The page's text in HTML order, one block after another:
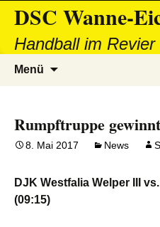
DSC Wanne-
Handball im Revier
Menü
Rumpftruppe
8. Mai 2017 News
DJK Westfalia Welper III
(09:15)